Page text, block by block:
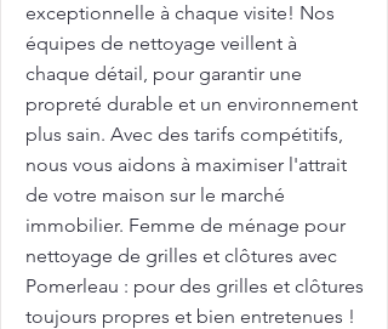
exceptionnelle à chaque visite! Nos
équipes de nettoyage veillent à
chaque détail, pour garantir une
propreté durable et un environnement
plus sain. Avec des tarifs compétitifs,
nous vous aidons à maximiser l'attrait
de votre maison sur le marché
immobilier. Femme de ménage pour
nettoyage de grilles et clôtures avec
Pomerleau : pour des grilles et clôtures
toujours propres et bien entretenues !